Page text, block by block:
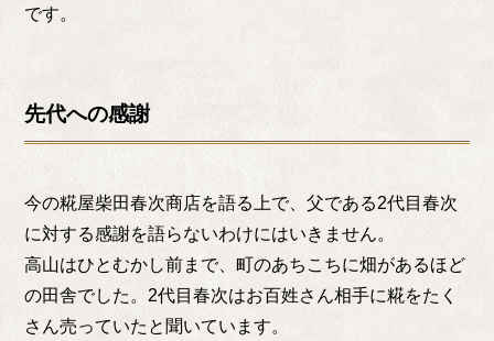
です。
先代への感謝
今の糀屋柴田春次商店を語る上で、父である2代目春次
に対する感謝を語らないわけにはいきません。
高山はひとむかし前まで、町のあちこちに畑があるほど
の田舎でした。2代目春次はお百姓さん相手に糀をたく
さん売っていたと聞いています。